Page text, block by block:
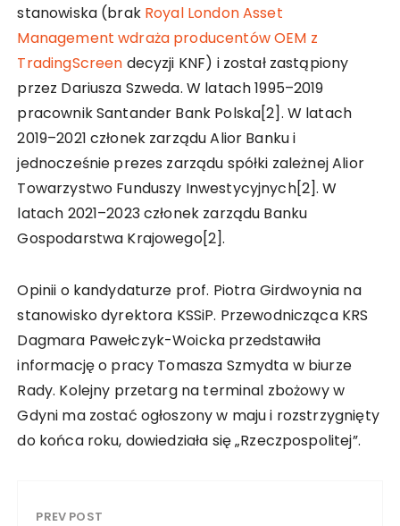
stanowiska (brak Royal London Asset
Management wdraża producentów OEM z
TradingScreen decyzji KNF) i został zastąpiony
przez Dariusza Szweda. W latach 1995–2019
pracownik Santander Bank Polska[2]. W latach
2019–2021 członek zarządu Alior Banku i
jednocześnie prezes zarządu spółki zależnej Alior
Towarzystwo Funduszy Inwestycyjnych[2]. W
latach 2021–2023 członek zarządu Banku
Gospodarstwa Krajowego[2].
Opinii o kandydaturze prof. Piotra Girdwoynia na
stanowisko dyrektora KSSiP. Przewodnicząca KRS
Dagmara Pawełczyk-Woicka przedstawiła
informację o pracy Tomasza Szmydta w biurze
Rady. Kolejny przetarg na terminal zbożowy w
Gdyni ma zostać ogłoszony w maju i rozstrzygnięty
do końca roku, dowiedziała się „Rzeczpospolitej”.
PREV POST